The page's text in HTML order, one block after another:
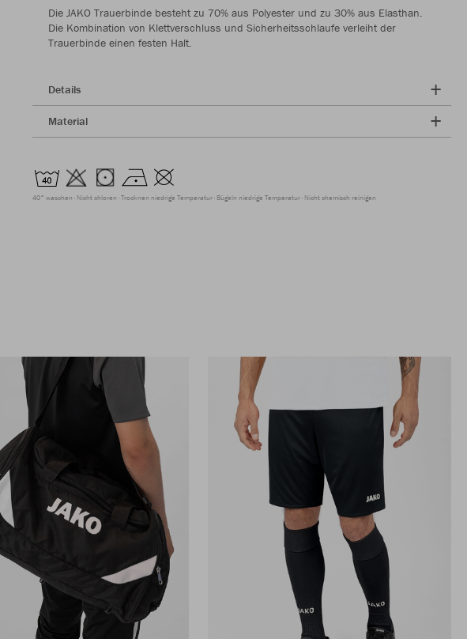
Die JAKO Trauerbinde besteht zu 70% aus Polyester und zu 30% aus Elasthan.
Die Kombination von Klettverschluss und Sicherheitsschlaufe verleiht der
Trauerbinde einen festen Halt.
Details
Material
40° waschen Nicht chloren Trocknen niedrige Temperatur Bügeln niedrige Temperatur Nicht chemisch reinigen